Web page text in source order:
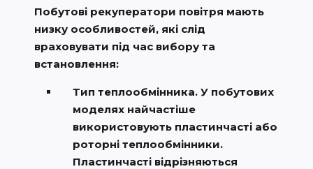
Побутові рекуператори повітря мають
низку особливостей, які слід
враховувати під час вибору та
встановлення:
Тип теплообмінника. У побутових
моделях найчастіше
використовують пластинчасті або
роторні теплообмінники.
Пластинчасті відрізняються